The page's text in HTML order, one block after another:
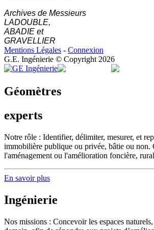
Archives de Messieurs
LADOUBLE,
ABADIE et
GRAVELLIER
Mentions Légales - Connexion
G.E. Ingénierie © Copyright 2026
Géomètres
experts
Notre rôle : Identifier, délimiter, mesurer, et
immobilière publique ou privée, bâtie ou non.
l'aménagement ou l'amélioration foncière,
En savoir plus
Ingénierie
Nos missions : Concevoir les espaces